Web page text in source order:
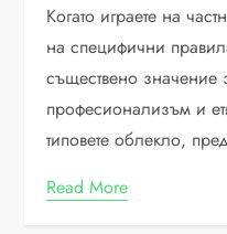
Когато играете на
на специфични
съществено
професионализъм и
типовете облекло,
Read More